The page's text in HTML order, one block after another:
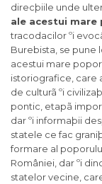
direcþiile unde
ale acestui mare
tracodacilor ºi
Burebista, se pune
acestui mare
istoriografice,
de culturã ºi
pontic, etapã
dar ºi informaþii
statele ce fac
formare al
României, dar ºi
statelor vecine,